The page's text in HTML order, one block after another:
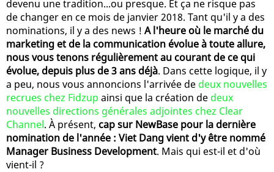
devenu une tradition...ou presque. Et ça ne risque pas
de changer en ce mois de janvier 2018. Tant qu'il y a des
nominations, il y a des news ! A l'heure où le marché du
marketing et de la communication évolue à toute allure,
nous vous tenons régulièrement au courant de ce qui
évolue, depuis plus de 3 ans déjà. Dans cette logique, il y
a peu, nous vous annoncions l'arrivée de deux nouvelles
recrues chez Fidzup ainsi que la création de deux
nouvelles directions générales adjointes chez Clear
Channel. À présent, cap sur NewBase pour la dernière
nomination de l'année : Viet Dang vient d'y être nommé
Manager Business Development. Mais qui est-il et d'où
vient-il ?